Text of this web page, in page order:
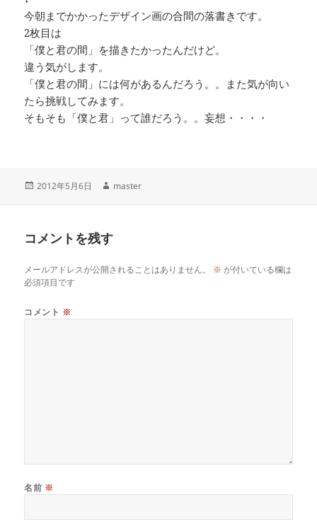
今朝までかかったデザイン画の合間の落書きです。
2枚目は
「僕と君の間」を描きたかったんだけど。
違う気がします。
「僕と君の間」には何があるんだろう。。また気が向い
たら挑戦してみます。
そもそも「僕と君」って誰だろう。。妄想・・・・
投
2012年5月6日
作
master
コメントを残す
メールアドレスが公開されることはありません。 ※ が付いている欄は
必須項目です
コメント ※
名前 ※